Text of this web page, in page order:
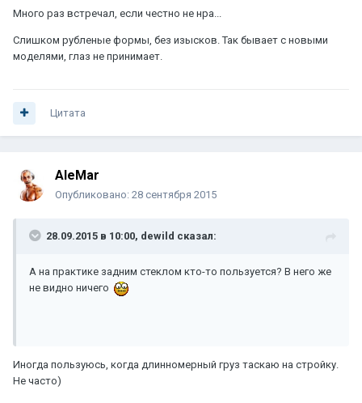
Много раз встречал, если честно не нра...
Слишком рубленые формы, без изысков. Так бывает с новыми
моделями, глаз не принимает.
Цитата
AleMar
Опубликовано: 28 сентября 2015
28.09.2015 в 10:00, dewild сказал:
А на практике задним стеклом кто-то пользуется? В него же
не видно ничего
Иногда пользуюсь, когда длинномерный груз таскаю на стройку.
Не часто)